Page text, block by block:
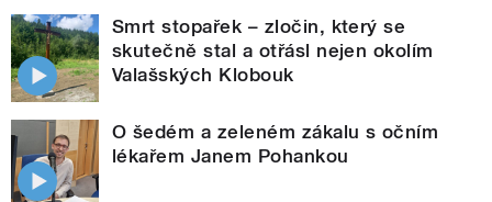
Smrt stopařek – zločin, který se
skutečně stal a otřásl nejen okolím
Valašských Klobouk
O šedém a zeleném zákalu s očním
lékařem Janem Pohankou